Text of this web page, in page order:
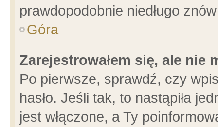
prawdopodobnie niedługo
Góra
Zarejestrowałem się, ale nie
Po pierwsze, sprawdź, czy
hasło. Jeśli tak, to nastąpiła
jest włączone, a Ty